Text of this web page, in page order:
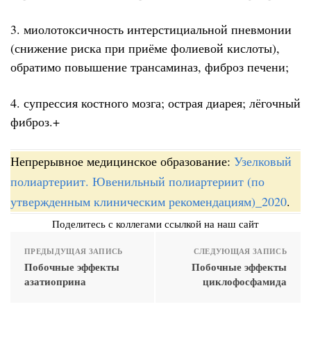
3. миолотоксичность интерстициальной пневмонии
(снижение риска при приёме фолиевой кислоты),
обратимо повышение трансаминаз, фиброз печени;
4. супрессия костного мозга; острая диарея; лёгочный
фиброз.+
Непрерывное медицинское образование: Узелковый
полиартериит. Ювенильный полиартериит (по
утвержденным клиническим рекомендациям)_2020.
Поделитесь с коллегами ссылкой на наш сайт
ПРЕДЫДУЩАЯ ЗАПИСЬ
Побочные эффекты
азатиоприна
СЛЕДУЮЩАЯ ЗАПИСЬ
Побочные эффекты
циклофосфамида